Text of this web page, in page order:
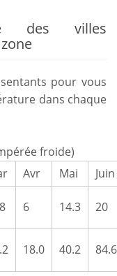
des villes
pour vous
dans chaque
froide)
Avr Mai
Juin
6 14.3 20
18.0 40.2 84.6